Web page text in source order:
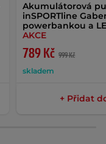
Akumulátorová
inSPORTline
powerbankou a
AKCE
789 Kč 999 Kč
skladem
+ Přidat